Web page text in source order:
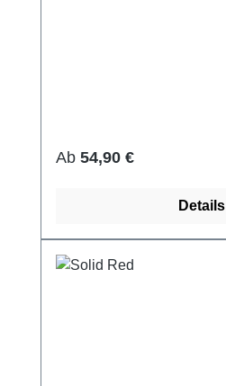
Regulärer Preis:
Ab 54,90 €
Details